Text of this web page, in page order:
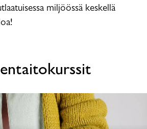
miljöössä keskellä